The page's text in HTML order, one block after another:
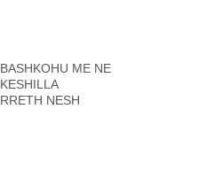
BASHKOHU ME NE
KESHILLA
RRETH NESH